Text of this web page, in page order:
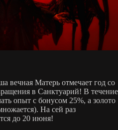
вечная Матерь отмечает год со
в Санктуарий! В течение
опыт с бонусом 25%, а золото
На сей раз
до 20 июня!